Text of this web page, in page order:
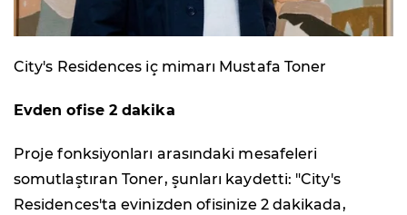
City's Residences iç mimarı Mustafa Toner
Evden ofise 2 dakika
Proje fonksiyonları arasındaki mesafeleri
somutlaştıran Toner, şunları kaydetti: "City's
Residences'ta evinizden ofisinize 2 dakikada,